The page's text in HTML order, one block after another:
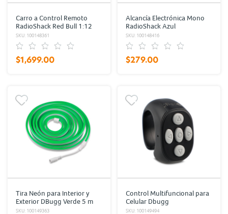
Carro a Control Remoto
RadioShack Red Bull 1:12
SKU: 100148361
$1,699.00
Alcancía Electrónica Mono
RadioShack Azul
SKU: 100148416
$279.00
Tira Neón para Interior y
Exterior DBugg Verde 5 m
SKU: 100149363
Control Multifuncional para
Celular Dbugg
SKU: 100149494